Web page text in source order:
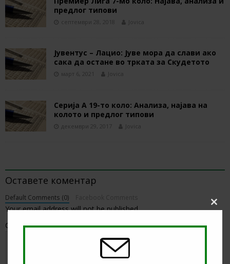
предлог типови
септември 28, 2018 Jovica
Јувентус – Лацио: Јуве мора да слави ако
сака да остане во трката за Скудетото
март 6, 2021 Jovica
Серија А 19-то коло: Анализа, најава на
колото и предлог типови
декември 29, 2017 Jovica
Оставете коментар
Default Comments (0)
Your email address will not be published.
Comment